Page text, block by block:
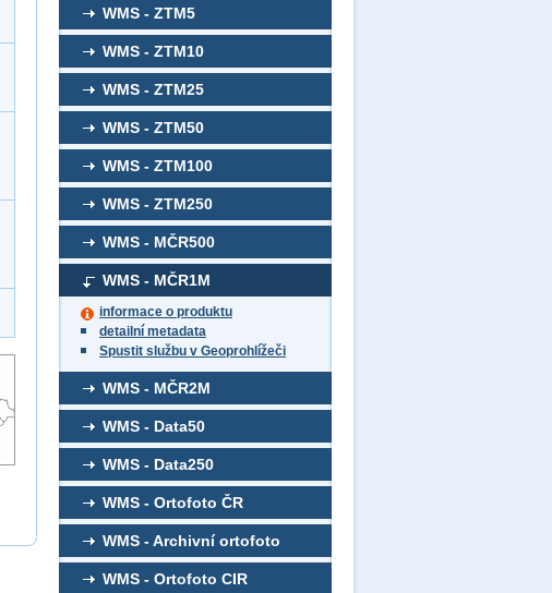
WMS - ZTM5
WMS - ZTM10
WMS - ZTM25
WMS - ZTM50
WMS - ZTM100
WMS - ZTM250
WMS - MČR500
WMS - MČR1M
informace o produktu
detailní metadata
Spustit službu v Geoprohlížeči
WMS - MČR2M
WMS - Data50
WMS - Data250
WMS - Ortofoto ČR
WMS - Archivní ortofoto
WMS - Ortofoto CIR